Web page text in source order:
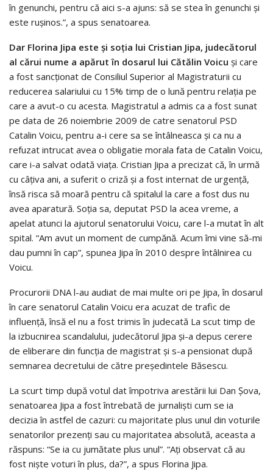
în genunchi, pentru că aici s-a ajuns: să se stea în genunchi și
este rușinos.”, a spus senatoarea.
Dar Florina Jipa este și soția lui Cristian Jipa, judecătorul
al cărui nume a apărut în dosarul lui Cătălin Voicu şi care
a fost sancţionat de Consiliul Superior al Magistraturii cu
reducerea salariului cu 15% timp de o lună pentru relaţia pe
care a avut-o cu acesta. Magistratul a admis ca a fost sunat
pe data de 26 noiembrie 2009 de catre senatorul PSD
Catalin Voicu, pentru a-i cere sa se întâlneasca și ca nu a
refuzat intrucat avea o obligatie morala fata de Catalin Voicu,
care i-a salvat odată viața. Cristian Jipa a precizat că, în urmă
cu câțiva ani, a suferit o criză și a fost internat de urgență,
însă risca să moară pentru că spitalul la care a fost dus nu
avea aparatură. Soția sa, deputat PSD la acea vreme, a
apelat atunci la ajutorul senatorului Voicu, care l-a mutat în alt
spital. “Am avut un moment de cumpănă. Acum îmi vine să-mi
dau pumni în cap”, spunea Jipa în 2010 despre întâlnirea cu
Voicu.
Procurorii DNA l-au audiat de mai multe ori pe Jipa, în dosarul
în care senatorul Catalin Voicu era acuzat de trafic de
influență, însă el nu a fost trimis în judecată La scut timp de
la izbucnirea scandalului, judecătorul Jipa și-a depus cerere
de eliberare din funcția de magistrat și s-a pensionat după
semnarea decretului de către președintele Băsescu.
La scurt timp după votul dat împotriva arestării lui Dan Șova,
senatoarea Jipa a fost întrebată de jurnalişti cum se ia
decizia în astfel de cazuri: cu majoritate plus unul din voturile
senatorilor prezenţi sau cu majoritatea absolută, aceasta a
răspuns: “Se ia cu jumătate plus unul”. “Aţi observat că au
fost nişte voturi în plus, da?”, a spus Florina Jipa.